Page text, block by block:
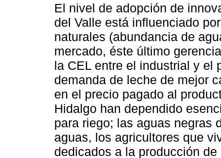
El nivel de adopción de
del Valle está influenciado
naturales (abundancia de
mercado, éste último
la CEL entre el industrial y el
demanda de leche de mejor
en el precio pagado al
Hidalgo han dependido
para riego; las aguas negras
aguas, los agricultores que
dedicados a la producción